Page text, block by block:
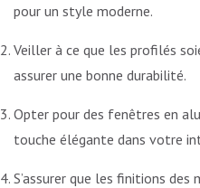
pour un style moderne.
Veiller à ce que les profilés
assurer une bonne durabilité.
Opter pour des fenêtres en
touche élégante dans votre
S’assurer que les finitions des